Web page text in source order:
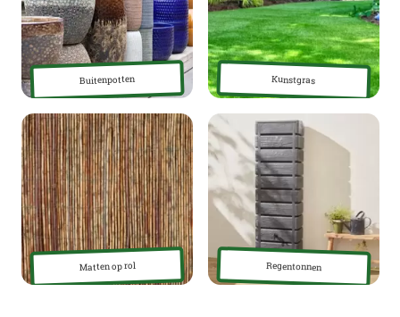
Buitenpotten Kunstgras
Matten op rol Regentonnen